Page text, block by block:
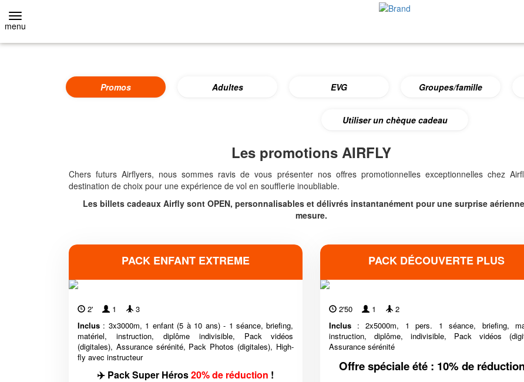
menu
Promos Adultes EVG Groupes/famille
Utiliser un chèque cadeau
Les promotions AIRFLY
Chers futurs Airflyers, nous sommes ravis de vous présenter nos offres promotionnelles exceptionnelles chez
destination de choix pour une expérience de vol en soufflerie inoubliable.
Les billets cadeaux Airfly sont OPEN, personnalisables et délivrés instantanément pour une surprise
mesure.
PACK ENFANT EXTREME
2' 1
3
Inclus : 3x3000m, 1 enfant (5 à 10 ans) - 1 séance, briefing,
matériel, instruction, diplôme indivisible, Pack vidéos
(digitales), Assurance sérénité, Pack Photos (digitales), High-
fly avec instructeur
✈️ Pack Super Héros20% de réduction !
PACK DÉCOUVERTE PLUS
2'50 1
2
Inclus: 2x5000m, 1 pers. 1 séance, briefing,
instruction, diplôme, indivisible, Pack vidéos
Assurance sérénité
Offre spéciale été : 10% de
EXTRÊME (3 VOLS ET +)
AGENDA TUNNEL